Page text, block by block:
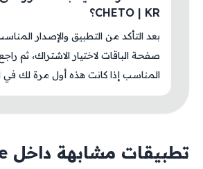
CHETO | KR؟
بعد التأكد من التطبيق والإصدار
صفحة الباقات لاختيار الاشتراك، ثم
المناسب إذا كانت هذه أول مرة لك في
تطبيقات مشابهة داخل AM Store